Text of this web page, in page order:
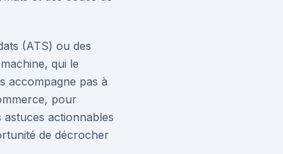
(ATS) ou des
qui le
accompagne pas à
pour
actionnables
de décrocher